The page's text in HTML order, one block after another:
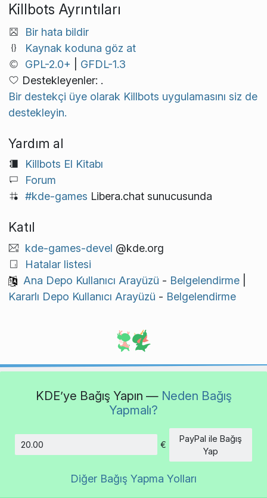
Killbots Ayrıntıları
Bir hata bildir
Kaynak koduna göz at
GPL-2.0+
GFDL-1.3
Destekleyenler: .
Bir destekçi üye olarak Killbots uygulamasını siz de
destekleyin.
Yardım al
Killbots El Kitabı
Forum
#kde-games Libera.chat sunucusunda
Katıl
kde-games-devel @kde.org
Hatalar listesi
Ana Depo Kullanıcı Arayüzü - Belgelendirme|
Kararlı Depo Kullanıcı Arayüzü - Belgelendirme
KDE’ye Bağış Yapın — Neden Bağış
Yapmalı?
€
PayPal ile Bağış
Yap
Diğer Bağış Yapma Yolları